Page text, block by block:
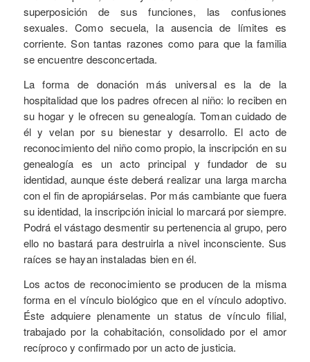
superposición de sus funciones, las confusiones
sexuales. Como secuela, la ausencia de límites es
corriente. Son tantas razones como para que la familia
se encuentre desconcertada.
La forma de donación más universal es la de la
hospitalidad que los padres ofrecen al niño: lo reciben en
su hogar y le ofrecen su genealogía. Toman cuidado de
él y velan por su bienestar y desarrollo. El acto de
reconocimiento del niño como propio, la inscripción en su
genealogía es un acto principal y fundador de su
identidad, aunque éste deberá realizar una larga marcha
con el fin de apropiárselas. Por más cambiante que fuera
su identidad, la inscripción inicial lo marcará por siempre.
Podrá el vástago desmentir su pertenencia al grupo, pero
ello no bastará para destruirla a nivel inconsciente. Sus
raíces se hayan instaladas bien en él.
Los actos de reconocimiento se producen de la misma
forma en el vínculo biológico que en el vínculo adoptivo.
Éste adquiere plenamente un status de vínculo filial,
trabajado por la cohabitación, consolidado por el amor
recíproco y confirmado por un acto de justicia.